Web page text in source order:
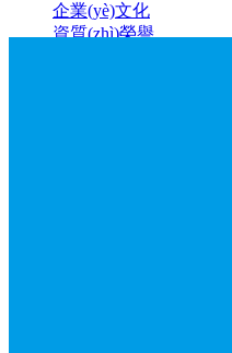
企業(yè)文化
資質(zhì)榮譽